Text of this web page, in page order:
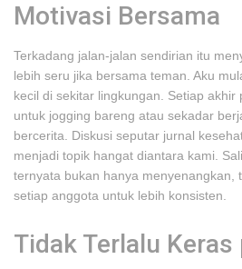
Motivasi Bersama
Terkadang jalan-jalan sendirian itu
lebih seru jika bersama teman. Aku
kecil di sekitar lingkungan. Setiap akhir
untuk jogging bareng atau sekadar
bercerita. Diskusi seputar jurnal
menjadi topik hangat diantara kami.
ternyata bukan hanya menyenangkan,
setiap anggota untuk lebih konsisten.
Tidak Terlalu Keras